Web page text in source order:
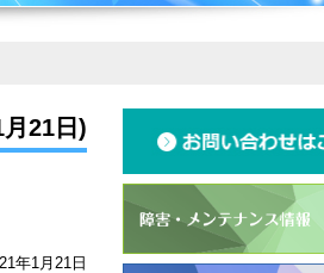
21日)
年1月21日